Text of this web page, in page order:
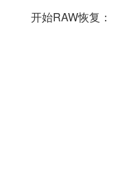
开始RAW恢复：